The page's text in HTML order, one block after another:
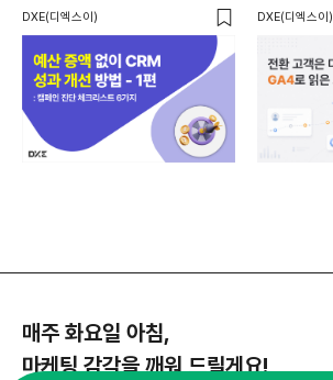
DXE(디엑스이) DXE(디엑스이)
매주 화요일 아침,
마케팅 감각을 깨워 드릴게요!